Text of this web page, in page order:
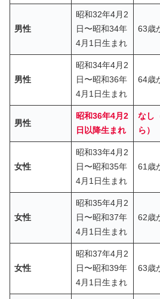
男性
昭和32年4月2
日〜昭和34年
4月1日生まれ
63歳
男性
昭和34年4月2
日〜昭和36年
4月1日生まれ
64歳
男性
昭和36年4月2
日以降生まれ
なし
ら）
女性
昭和33年4月2
日〜昭和35年
4月1日生まれ
61歳
女性
昭和35年4月2
日〜昭和37年
4月1日生まれ
62歳
女性
昭和37年4月2
日〜昭和39年
4月1日生まれ
63歳